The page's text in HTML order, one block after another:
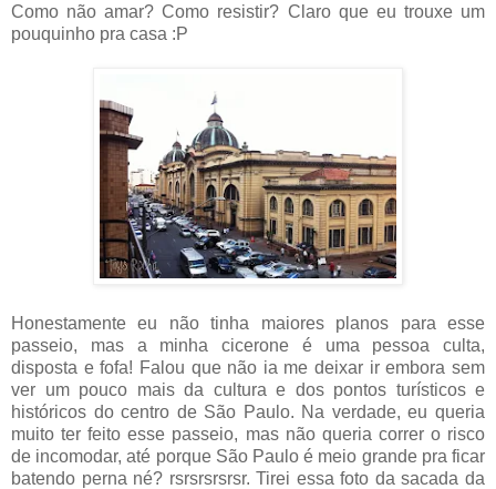
Como não amar? Como resistir? Claro que eu trouxe um
pouquinho pra casa :P
Honestamente eu não tinha maiores planos para esse
passeio, mas a minha cicerone é uma pessoa culta,
disposta e fofa! Falou que não ia me deixar ir embora sem
ver um pouco mais da cultura e dos pontos turísticos e
históricos do centro de São Paulo. Na verdade, eu queria
muito ter feito esse passeio, mas não queria correr o risco
de incomodar, até porque São Paulo é meio grande pra ficar
batendo perna né? rsrsrsrsrsr. Tirei essa foto da sacada da